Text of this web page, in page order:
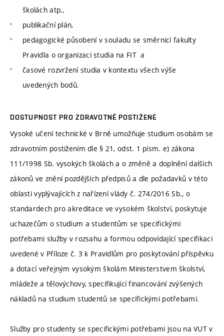
školách atp.,
publikační plán,
pedagogické působení v souladu se směrnicí fakulty
Pravidla o organizaci studia na FIT a
časové rozvržení studia v kontextu všech výše
uvedených bodů.
DOSTUPNOST PRO ZDRAVOTNĚ POSTIŽENÉ
Vysoké učení technické v Brně umožňuje studium osobám se
zdravotním postižením dle § 21, odst. 1 písm. e) zákona
111/1998 Sb. vysokých školách a o změně a doplnění dalších
zákonů ve znění pozdějších předpisů a dle požadavků v této
oblasti vyplývajících z nařízení vlády č. 274/2016 Sb., o
standardech pro akreditace ve vysokém školství, poskytuje
uchazečům o studium a studentům se specifickými
potřebami služby v rozsahu a formou odpovídající specifikaci
uvedené v Příloze č. 3 k Pravidlům pro poskytování příspěvku
a dotací veřejným vysokým školám Ministerstvem školství,
mládeže a tělovýchovy, specifikující financování zvýšených
nákladů na studium studentů se specifickými potřebami.
Služby pro studenty se specifickými potřebami jsou na VUT v